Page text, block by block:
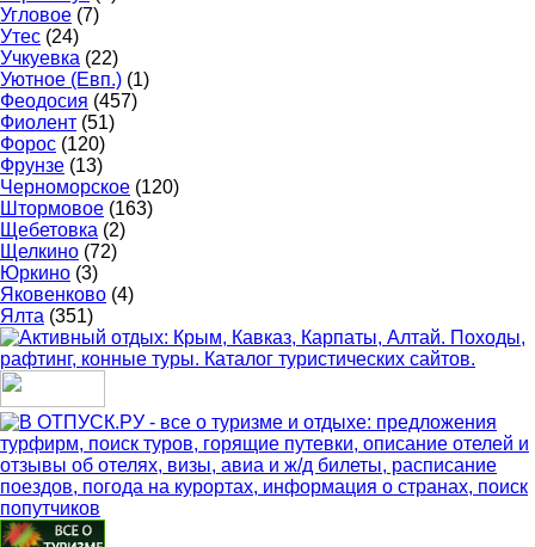
Угловое (7)
Утес (24)
Учкуевка (22)
Уютное (Евп.) (1)
Феодосия (457)
Фиолент (51)
Форос (120)
Фрунзе (13)
Черноморское (120)
Штормовое (163)
Щебетовка (2)
Щелкино (72)
Юркино (3)
Яковенково (4)
Ялта (351)